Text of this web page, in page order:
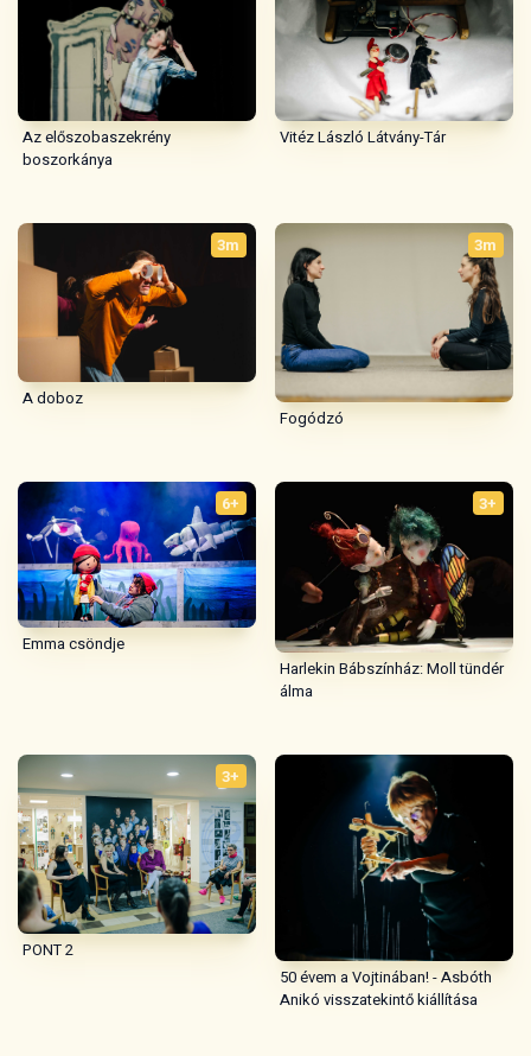
Az előszobaszekrény
boszorkánya
Vitéz László Látvány-Tár
3m
A doboz
3m
Fogódzó
6+
Emma csöndje
3+
Harlekin Bábszínház: Moll tündér
álma
3+
PONT 2
50 évem a Vojtinában! - Asbóth
Anikó visszatekintő kiállítása